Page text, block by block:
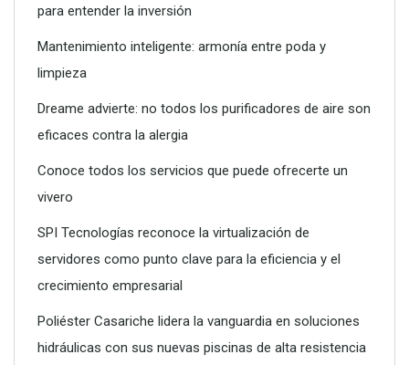
Conoce todos los servicios que puede ofrecerte un vivero
SPI Tecnologías reconoce la virtualización de servidores
como punto clave para la eficiencia y el crecimiento
empresarial
para entender la inversión
Mantenimiento inteligente: armonía entre poda y
limpieza
Dreame advierte: no todos los purificadores de aire son
eficaces contra la alergia
Conoce todos los servicios que puede ofrecerte un
vivero
SPI Tecnologías reconoce la virtualización de
servidores como punto clave para la eficiencia y el
crecimiento empresarial
Poliéster Casariche lidera la vanguardia en soluciones
hidráulicas con sus nuevas piscinas de alta resistencia